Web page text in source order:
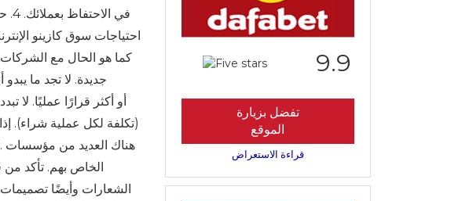
احتياجات سوق كازينو
كما هو الحال مع
(تكلفة لكل عملية شراء).
الشعارات وأيضًا
9.9
تفضل بزيارة
الموقع
قراءة الاستعراض